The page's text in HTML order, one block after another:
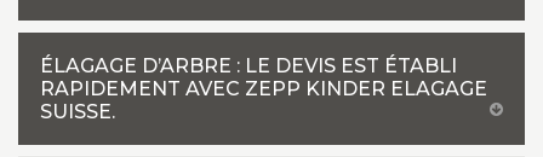
ÉLAGAGE D’ARBRE : LE DEVIS EST ÉTABLI
RAPIDEMENT AVEC ZEPP KINDER ELAGAGE
SUISSE.